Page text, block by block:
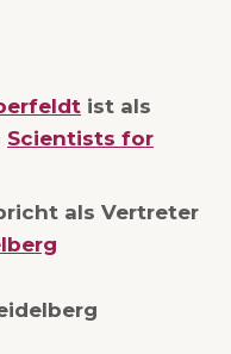
ist als
Scientists for
als Vertreter